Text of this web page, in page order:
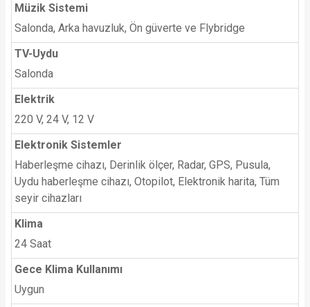
Müzik Sistemi
Salonda, Arka havuzluk, Ön güverte ve Flybridge
TV-Uydu
Salonda
Elektrik
220 V, 24 V, 12 V
Elektronik Sistemler
Haberleşme cihazı, Derinlik ölçer, Radar, GPS, Pusula,
Uydu haberleşme cihazı, Otopilot, Elektronik harita, Tüm
seyir cihazları
Klima
24 Saat
Gece Klima Kullanımı
Uygun